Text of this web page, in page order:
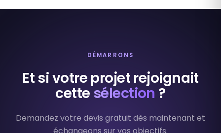
DÉMARRONS
Et si votre projet rejoignait
cette sélection ?
Demandez votre devis gratuit dès maintenant et